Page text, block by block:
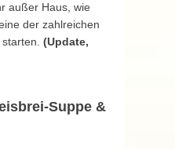
außer Haus, wie
der zahlreichen
(Update,
Suppe &